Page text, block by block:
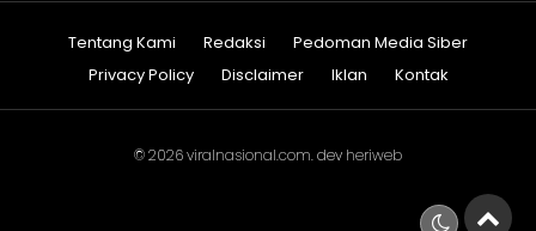
Tentang Kami Redaksi
Pedoman Media Siber
Privacy Policy
Disclaimer Iklan Kontak
© 2026viralnasional.com. dev heriweb